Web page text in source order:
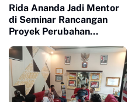
Rida Ananda Jadi Mentor
di Seminar Rancangan
Proyek Perubahan
Nasional